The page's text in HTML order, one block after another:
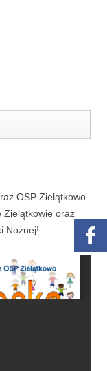
OSP Zielątkowo
Zielątkowie oraz
Nożnej!